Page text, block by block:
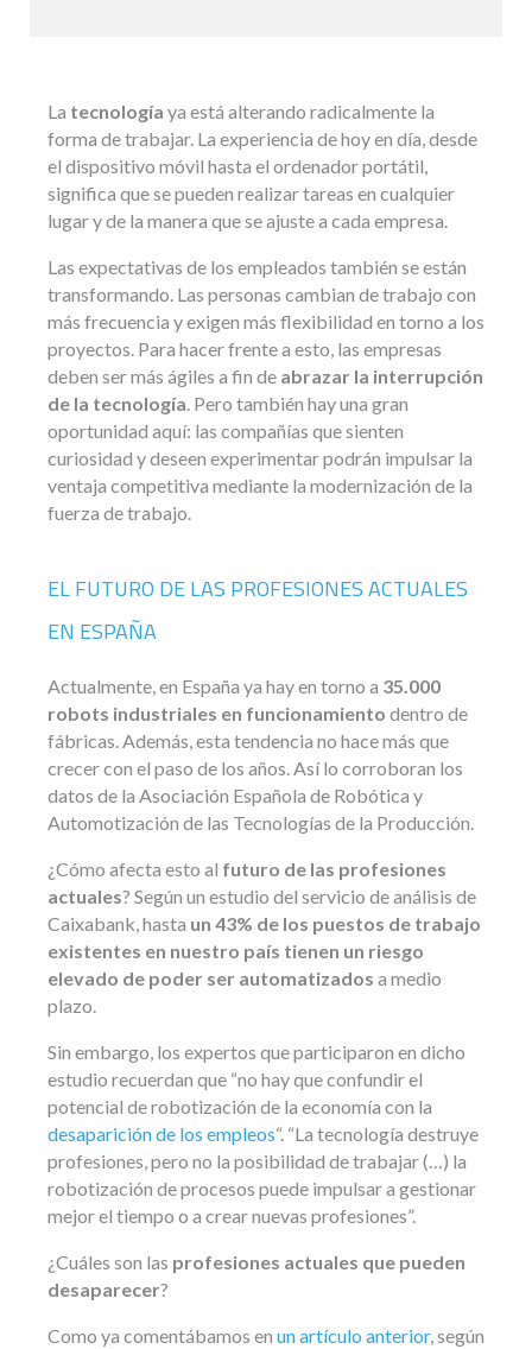
La tecnología ya está alterando radicalmente la
forma de trabajar. La experiencia de hoy en día, desde
el dispositivo móvil hasta el ordenador portátil,
significa que se pueden realizar tareas en cualquier
lugar y de la manera que se ajuste a cada empresa.
Las expectativas de los empleados también se están
transformando. Las personas cambian de trabajo con
más frecuencia y exigen más flexibilidad en torno a los
proyectos. Para hacer frente a esto, las empresas
deben ser más ágiles a fin de abrazar la interrupción
de la tecnología. Pero también hay una gran
oportunidad aquí: las compañías que sienten
curiosidad y deseen experimentar podrán impulsar la
ventaja competitiva mediante la modernización de la
fuerza de trabajo.
EL FUTURO DE LAS PROFESIONES ACTUALES
EN ESPAÑA
Actualmente, en España ya hay en torno a 35.000
robots industriales en funcionamiento dentro de
fábricas. Además, esta tendencia no hace más que
crecer con el paso de los años. Así lo corroboran los
datos de la Asociación Española de Robótica y
Automotización de las Tecnologías de la Producción.
¿Cómo afecta esto al futuro de las profesiones
actuales? Según un estudio del servicio de análisis de
Caixabank, hasta un 43% de los puestos de trabajo
existentes en nuestro país tienen un riesgo
elevado de poder ser automatizados a medio
plazo.
Sin embargo, los expertos que participaron en dicho
estudio recuerdan que “no hay que confundir el
potencial de robotización de la economía con la
desaparición de los empleos“. “La tecnología destruye
profesiones, pero no la posibilidad de trabajar (…) la
robotización de procesos puede impulsar a gestionar
mejor el tiempo o a crear nuevas profesiones”.
¿Cuáles son las profesiones actuales que pueden
desaparecer?
Como ya comentábamos en un artículo anterior, según